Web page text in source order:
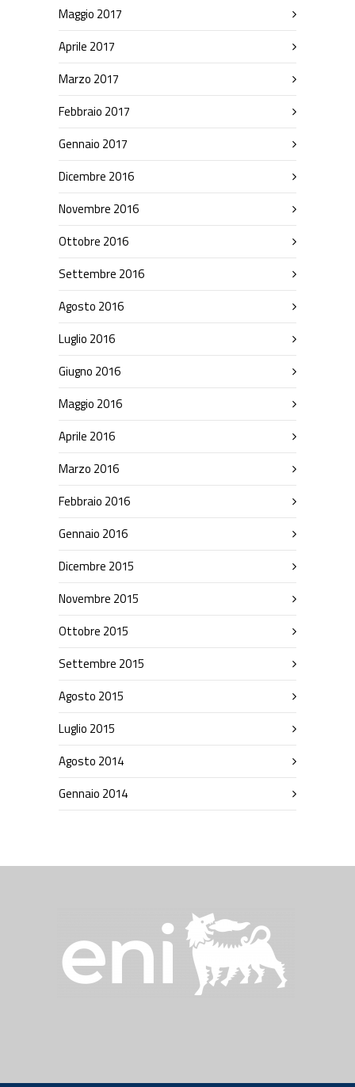
Maggio 2017
Aprile 2017
Marzo 2017
Febbraio 2017
Gennaio 2017
Dicembre 2016
Novembre 2016
Ottobre 2016
Settembre 2016
Agosto 2016
Luglio 2016
Giugno 2016
Maggio 2016
Aprile 2016
Marzo 2016
Febbraio 2016
Gennaio 2016
Dicembre 2015
Novembre 2015
Ottobre 2015
Settembre 2015
Agosto 2015
Luglio 2015
Agosto 2014
Gennaio 2014